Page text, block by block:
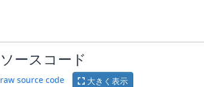
ソースコード
raw source code
大きく表示